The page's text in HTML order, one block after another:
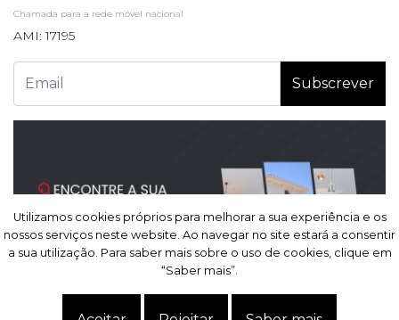
Utilizamos cookies próprios para melhorar a sua experiência e os
nossos serviços neste website. Ao navegar no site estará a consentir
a sua utilização. Para saber mais sobre o uso de cookies, clique em
“Saber mais”.
Chamada para a rede móvel nacional
AMI: 17195
Subscrever
Utilizamos cookies próprios para melhorar a sua experiência e os
nossos serviços neste website. Ao navegar no site estará a consentir
a sua utilização. Para saber mais sobre o uso de cookies, clique em
“Saber mais”.